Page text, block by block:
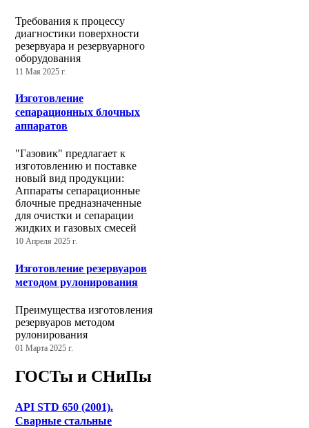
Требования к процессу
диагностики поверхности
резервуара и резервуарного
оборудования
11 Мая 2025 г.
Изготовление
сепарационных блочных
аппаратов
"Газовик" предлагает к
изготовлению и поставке
новый вид продукции:
Аппараты сепарационные
блочные предназначенные
для очистки и сепарации
жидких и газовых смесей
10 Апреля 2025 г.
Изготовление резервуаров
методом рулонирования
Преимущества изготовления
резервуаров методом
рулонирования
01 Марта 2025 г.
ГОСТы и СНиПы
API STD 650 (2001).
Сварные стальные